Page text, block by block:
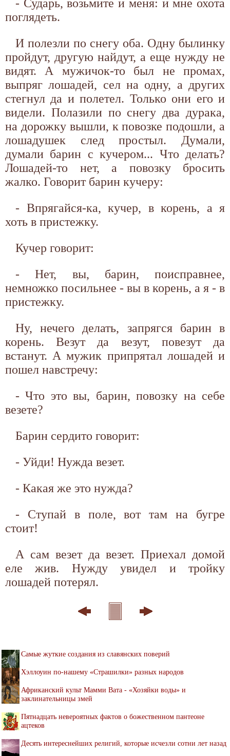
- Сударь, возьмите и меня: и мне охота
поглядеть.
И полезли по снегу оба. Одну былинку
пройдут, другую найдут, а еще нужду не
видят. А мужичок-то был не промах,
выпряг лошадей, сел на одну, а других
стегнул да и полетел. Только они его и
видели. Полазили по снегу два дурака,
на дорожку вышли, к повозке подошли, а
лошадушек след простыл. Думали,
думали барин с кучером... Что делать?
Лошадей-то нет, а повозку бросить
жалко. Говорит барин кучеру:
- Впрягайся-ка, кучер, в корень, а я
хоть в пристежку.
Кучер говорит:
- Нет, вы, барин, поисправнее,
немножко посильнее - вы в корень, а я - в
пристежку.
Ну, нечего делать, запрягся барин в
корень. Везут да везут, повезут да
встанут. А мужик припрятал лошадей и
пошел навстречу:
- Что это вы, барин, повозку на себе
везете?
Барин сердито говорит:
- Уйди! Нужда везет.
- Какая же это нужда?
- Ступай в поле, вот там на бугре
стоит!
А сам везет да везет. Приехал домой
еле жив. Нужду увидел и тройку
лошадей потерял.
Самые жуткие создания из славянских поверий
Хэллоуин по-нашему «Страшилки» разных народов
Африканский культ Мамми Вата - «Хозяйки воды» и
заклинательницы змей
Пятнадцать невероятных фактов о божественном пантеоне
ацтеков
Десять интереснейших религий, которые исчезли сотни лет назад